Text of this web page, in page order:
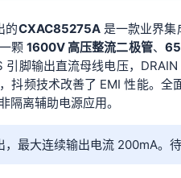
的CXAC85275A是一款业界集
颗1600V 高压整流二极管、
引脚输出直流母线电压，
抖频技术改善了 EMI 性能。
隔离辅助电源应用。
，最大连续输出电流 200mA。